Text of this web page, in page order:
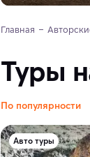
Главная
Туры
По популярности
Авто туры